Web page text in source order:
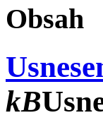
Obsah
kB